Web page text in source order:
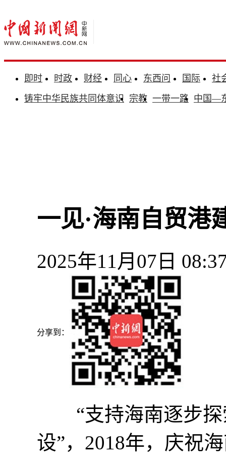
即时 时政 财经 同心 东西问 国际
社
铸牢中华民族共同体意识 宗教 一带一路 中国—
一见·海南自贸港
2025年11月07日
分享到：
“支持海南逐步探
设”，2018年，庆祝